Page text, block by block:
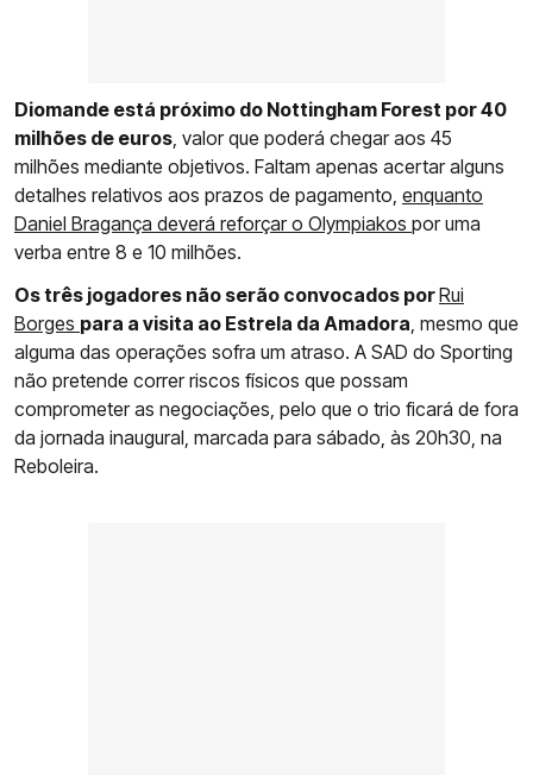
Diomande está próximo do Nottingham Forest por 40
milhões de euros , valor que poderá chegar aos 45
milhões mediante objetivos. Faltam apenas acertar alguns
detalhes relativos aos prazos de pagamento, enquanto
Daniel Bragança deverá reforçar o Olympiakos por uma
verba entre 8 e 10 milhões.
Os três jogadores não serão convocados porRui
Borges para a visita ao Estrela da Amadora , mesmo que
alguma das operações sofra um atraso. A SAD do Sporting
não pretende correr riscos físicos que possam
comprometer as negociações, pelo que o trio ficará de fora
da jornada inaugural, marcada para sábado, às 20h30, na
Reboleira.